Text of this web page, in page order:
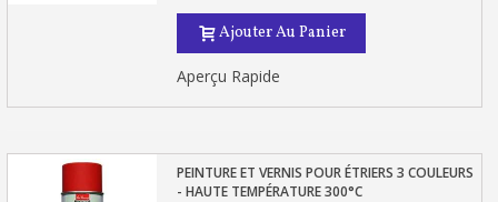
Ajouter Au Panier
Aperçu Rapide
PEINTURE ET VERNIS POUR ÉTRIERS 3 COULEURS
- HAUTE TEMPÉRATURE 300°C